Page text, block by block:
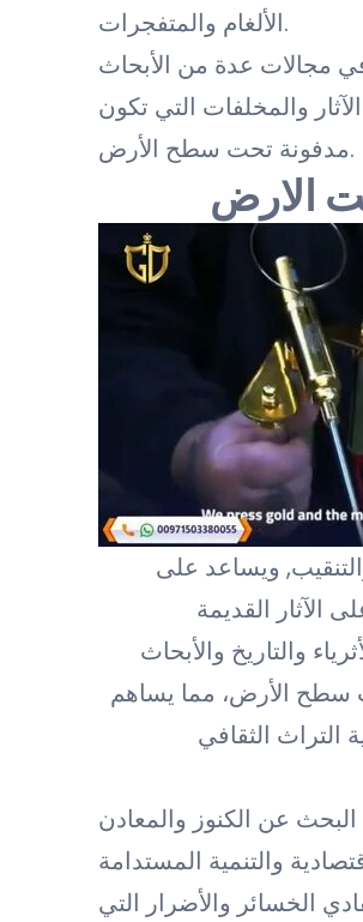
الألغام والمتفجرات.
مجالات عدة من الأبحاث
والمخلفات التي تكون
مدفونة تحت سطح الأرض.
الارض
ويساعد على
الآثار القديمة
والتاريخ والأبحاث
سطح الأرض، مما يساهم
التراث الثقافي
عن الكنوز والمعادن
الخسائر والأضرار التي